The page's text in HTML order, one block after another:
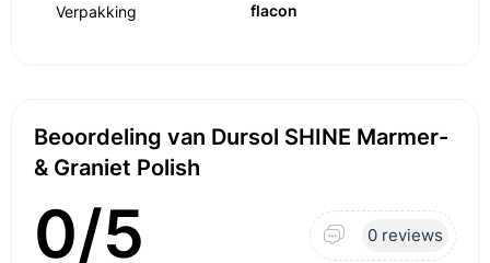
Verpakking flacon
Beoordeling van Dursol SHINE Marmer-
& Graniet Polish
0/5 0 reviews